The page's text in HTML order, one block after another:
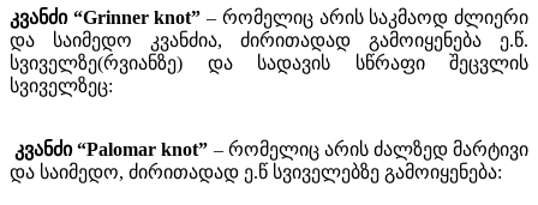
კვანძი “Grinner knot” – რომელიც არის საკმაოდ ძლიერი
და საიმედო კვანძია, ძირითადად გამოიყენება ე.წ.
სვიველზე(რვიანზე) და სადავის სწრაფი შეცვლის
სვიველზეც:
კვანძი “Palomar knot” – რომელიც არის ძალზედ მარტივი
და საიმედო, ძირითადად ე.წ სვიველებზე გამოიყენება: